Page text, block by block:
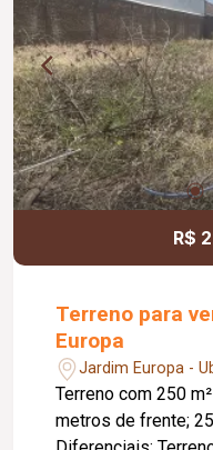
R$
Terreno para
Europa
Jardim Europa -
Terreno com 250 m² de área
metros de frente;